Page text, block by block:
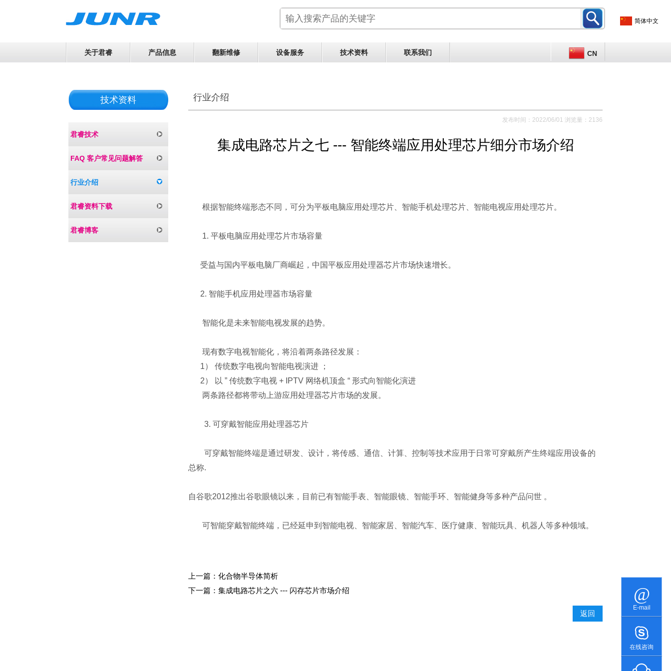
E-mail
在线咨询
关于君睿 产品信息 翻新维修 设备服务 技术资料 联系我们 CN
技术资料
君睿技术
FAQ 客户常见问题解答
行业介绍
君睿资料下载
君睿博客
行业介绍
发布时间：2022/06/01 浏览量：2136
集成电路芯片之七 --- 智能终端应用处理芯片细分市场介绍
根据智能终端形态不同，可分为平板电脑应用处理芯片、智能手机处理芯片、智能电视应用处理芯片。
1. 平板电脑应用处理芯片市场容量
受益与国内平板电脑厂商崛起，中国平板应用处理器芯片市场快速增长。
2. 智能手机应用处理器市场容量
智能化是未来智能电视发展的趋势。
现有数字电视智能化，将沿着两条路径发展：
1） 传统数字电视向智能电视演进 ；
2） 以 ” 传统数字电视 + IPTV 网络机顶盒 “ 形式向智能化演进
两条路径都将带动上游应用处理器芯片市场的发展。
3. 可穿戴智能应用处理器芯片
可穿戴智能终端是通过研发、设计，将传感、通信、计算、控制等技术应用于日常可穿戴所产生终端应用设备的
总称.
自谷歌2012推出谷歌眼镜以来，目前已有智能手表、智能眼镜、智能手环、智能健身等多种产品问世 。
可智能穿戴智能终端，已经延申到智能电视、智能家居、智能汽车、医疗健康、智能玩具、机器人等多种领域。
上一篇： 化合物半导体简析
下一篇： 集成电路芯片之六 --- 闪存芯片市场介绍
返回
简体中文